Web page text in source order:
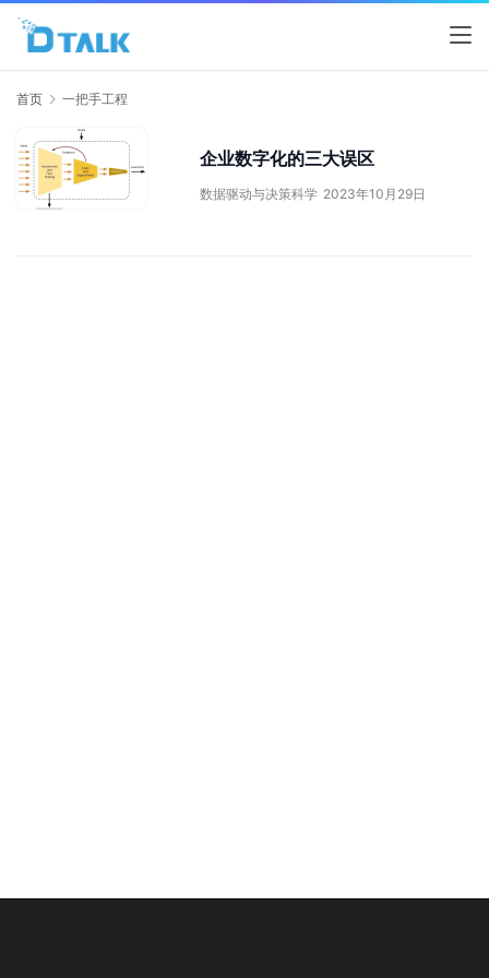
首页 一把手工程
企业数字化的三大误区
数据驱动与决策科学 2023年10月29日